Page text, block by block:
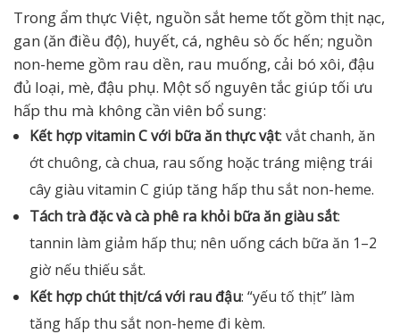
Trong ẩm thực Việt, nguồn sắt heme tốt gồm thịt nạc,
gan (ăn điều độ), huyết, cá, nghêu sò ốc hến; nguồn
non-heme gồm rau dền, rau muống, cải bó xôi, đậu
đủ loại, mè, đậu phụ. Một số nguyên tắc giúp tối ưu
hấp thu mà không cần viên bổ sung:
Kết hợp vitamin C với bữa ăn thực vật: vắt chanh, ăn
ớt chuông, cà chua, rau sống hoặc tráng miệng trái
cây giàu vitamin C giúp tăng hấp thu sắt non-heme.
Tách trà đặc và cà phê ra khỏi bữa ăn giàu sắt:
tannin làm giảm hấp thu; nên uống cách bữa ăn 1–2
giờ nếu thiếu sắt.
Kết hợp chút thịt/cá với rau đậu: “yếu tố thịt” làm
tăng hấp thu sắt non-heme đi kèm.